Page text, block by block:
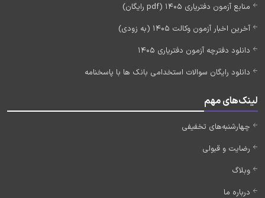
منابع آزمون دفتریاری 1405 (pdf رایگان)
آخرین اخبار آزمون وکالت 1405 (به زودی)
دانلود دفترچه آزمون دفتریاری 1405
دانلود رایگان سوالات استخدامی بانک ها با پاسخنامه
لینک‌های مهم
چهارشنبه‌های تخفیفی
رضایت و قبولی
وبلاگ
درباره ما